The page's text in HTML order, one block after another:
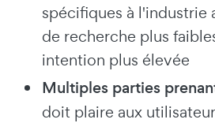
spécifiques à l'industrie
de recherche plus
intention plus élevée
Multiples parties
doit plaire aux